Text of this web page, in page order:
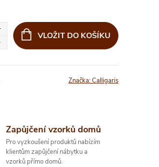
VLOŽIT DO KOŠÍKU
Značka:Calligaris
Zapůjčení vzorků domů
Pro vyzkoušení produktů nabízím
klientům zapůjčení nábytku a
vzorků přímo domů.